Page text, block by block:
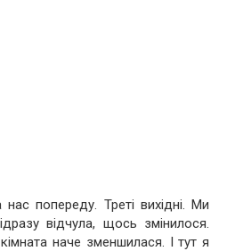
попереду. Треті вихідні. Ми
відчула, щось змінилося.
наче зменшилася. І тут я